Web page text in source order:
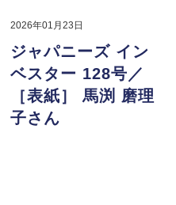
2026年01月23日
ジャパニーズ イン
ベスター 128号／
［表紙］ 馬渕 磨理
子さん